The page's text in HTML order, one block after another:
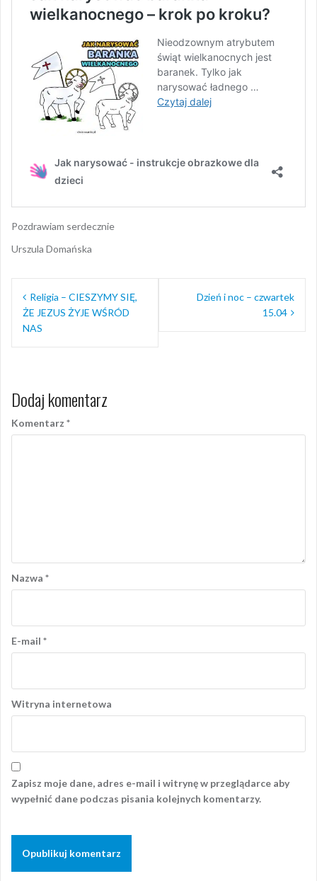
Pozdrawiam serdecznie
Urszula Domańska
Nawigacja
wpisu
Religia – CIESZYMY SIĘ,
ŻE JEZUS ŻYJE WŚRÓD
NAS
Dzień i noc – czwartek
15.04
Dodaj komentarz
Komentarz *
Nazwa *
E-mail *
Witryna internetowa
Zapisz moje dane, adres e-mail i witrynę w przeglądarce aby
wypełnić dane podczas pisania kolejnych komentarzy.